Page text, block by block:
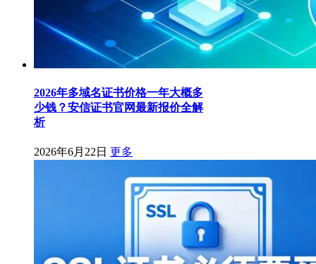
2026年多域名证书价格一年大概多
少钱？安信证书官网最新报价全解
析
2026年6月22日 更多